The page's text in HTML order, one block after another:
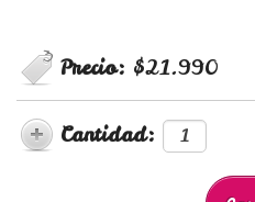
Precio: $21.990
Cantidad: